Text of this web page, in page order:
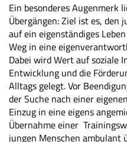
Ein besonderes Augenmerk
Übergängen: Ziel ist es,
auf ein eigenständiges
Weg in eine
Dabei wird Wert auf soziale
Entwicklung und die
Alltags gelegt. Vor
der Suche nach einer
Einzug in eine eigens
Übernahme einer
jungen Menschen ambulant